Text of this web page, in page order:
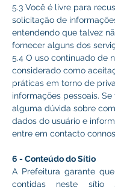
5.3 Você é livre para
solicitação de
entendendo que talvez
fornecer alguns dos
5.4 O uso continuado de
considerado como
práticas em torno de
informações pessoais. Se
alguma dúvida sobre
dados do usuário e
entre em contacto
6 - Conteúdo do Sítio
A Prefeitura garante
contidas neste sítio